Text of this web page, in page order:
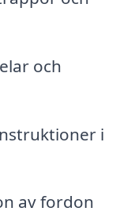
och
i
av fordon